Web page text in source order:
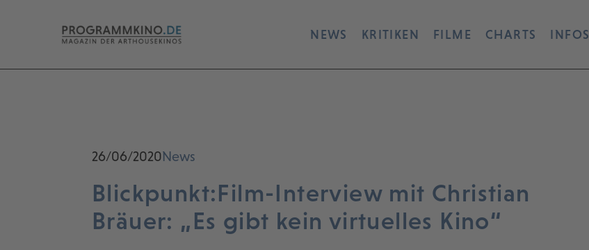
NEWS KRITIKEN FILME CHARTS INFOS
26/06/2020News
Blickpunkt:Film-Interview mit Christian
Bräuer: „Es gibt kein virtuelles Kino“